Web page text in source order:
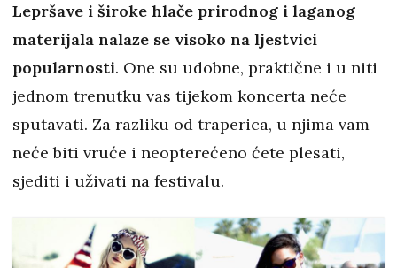
Lepršave i široke hlače prirodnog i laganog
materijala nalaze se visoko na ljestvici
popularnosti. One su udobne, praktične i u niti
jednom trenutku vas tijekom koncerta neće
sputavati. Za razliku od traperica, u njima vam
neće biti vruće i neopterećeno ćete plesati,
sjediti i uživati na festivalu.